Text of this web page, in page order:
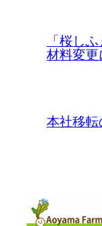
「桜し
材料変更
本社移